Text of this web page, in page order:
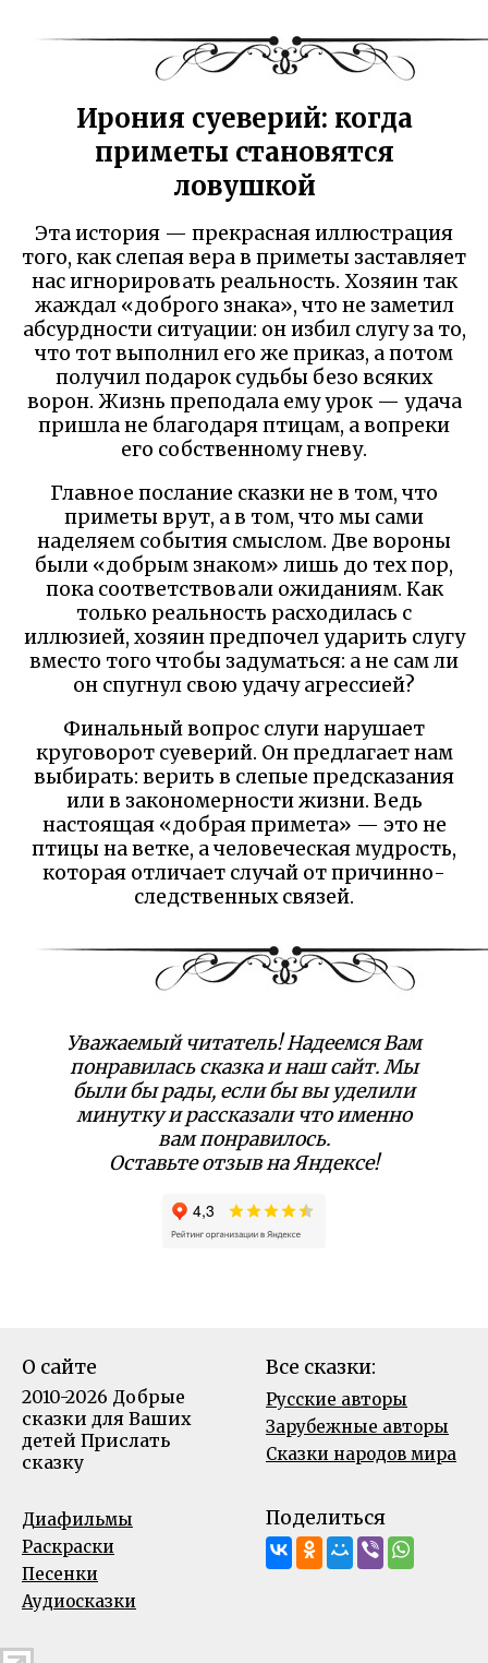
Ирония суеверий: когда
приметы становятся
ловушкой
Эта история — прекрасная иллюстрация
того, как слепая вера в приметы заставляет
нас игнорировать реальность. Хозяин так
жаждал «доброго знака», что не заметил
абсурдности ситуации: он избил слугу за то,
что тот выполнил его же приказ, а потом
получил подарок судьбы безо всяких
ворон. Жизнь преподала ему урок — удача
пришла не благодаря птицам, а вопреки
его собственному гневу.
Главное послание сказки не в том, что
приметы врут, а в том, что мы сами
наделяем события смыслом. Две вороны
были «добрым знаком» лишь до тех пор,
пока соответствовали ожиданиям. Как
только реальность расходилась с
иллюзией, хозяин предпочел ударить слугу
вместо того чтобы задуматься: а не сам ли
он спугнул свою удачу агрессией?
Финальный вопрос слуги нарушает
круговорот суеверий. Он предлагает нам
выбирать: верить в слепые предсказания
или в закономерности жизни. Ведь
настоящая «добрая примета» — это не
птицы на ветке, а человеческая мудрость,
которая отличает случай от причинно-
следственных связей.
Уважаемый читатель! Надеемся Вам
понравилась сказка и наш сайт. Мы
были бы рады, если бы вы уделили
минутку и рассказали что именно
вам понравилось.
Оставьте отзыв на Яндексе!
О сайте
2010-2026 Добрые
сказки для Ваших
детей Прислать
сказку
Все сказки:
Русские авторы
Зарубежные авторы
Сказки народов мира
Диафильмы
Раскраски
Песенки
Аудиосказки
Поделиться